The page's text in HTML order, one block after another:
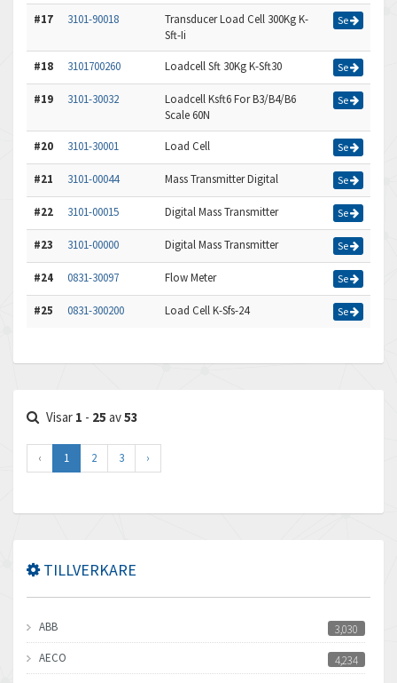
#17 3101-90018
Transducer Load Cell 300Kg K-
Sft-Ii
Se
#18 3101700260 Loadcell Sft 30Kg K-Sft30 Se
#19 3101-30032
Loadcell Ksft6 For B3/B4/B6
Scale 60N
Se
#20 3101-30001 Load Cell Se
#21 3101-00044 Mass Transmitter Digital Se
#22 3101-00015 Digital Mass Transmitter Se
#23 3101-00000 Digital Mass Transmitter Se
#24 0831-30097 Flow Meter Se
#25 0831-300200 Load Cell K-Sfs-24 Se
Visar 1 - 25 av53
‹ 1 2 3 ›
TILLVERKARE
ABB
3,030
AECO
4,234